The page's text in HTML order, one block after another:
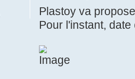
Plastoy va
Pour l'instant,